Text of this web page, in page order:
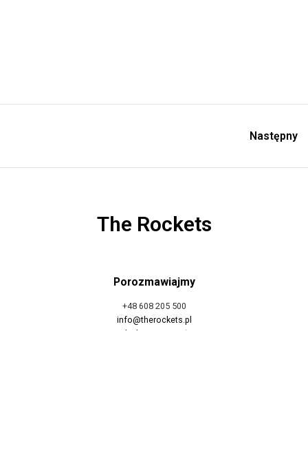
Następny
The Rockets
Porozmawiajmy
+48 608 205 500
info@therockets.pl
Polityka prywatności